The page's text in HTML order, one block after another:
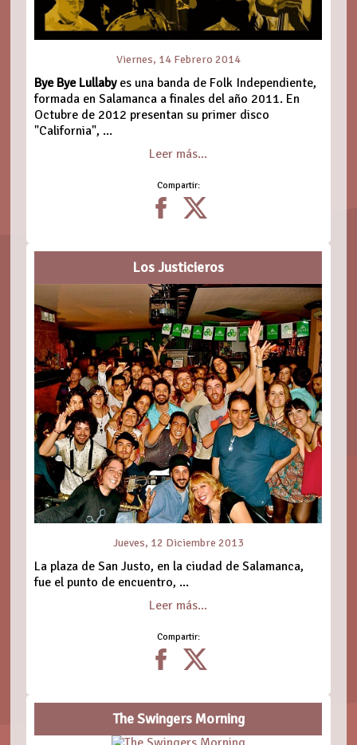
Viernes, 14 Febrero 2014
Bye Bye Lullabyes una banda de Folk Independiente,
formada en Salamanca a finales del año 2011. En
Octubre de 2012 presentan su primer disco
"California", ...
Leer más...
Compartir:
Los Justicieros
Jueves, 12 Diciembre 2013
La plaza de San Justo, en la ciudad de Salamanca,
fue el punto de encuentro, ...
Leer más...
Compartir:
The Swingers Morning